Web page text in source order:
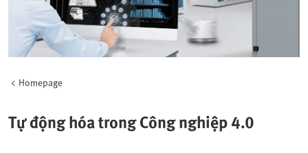
Homepage
Tự động hóa trong Công nghiệp 4.0